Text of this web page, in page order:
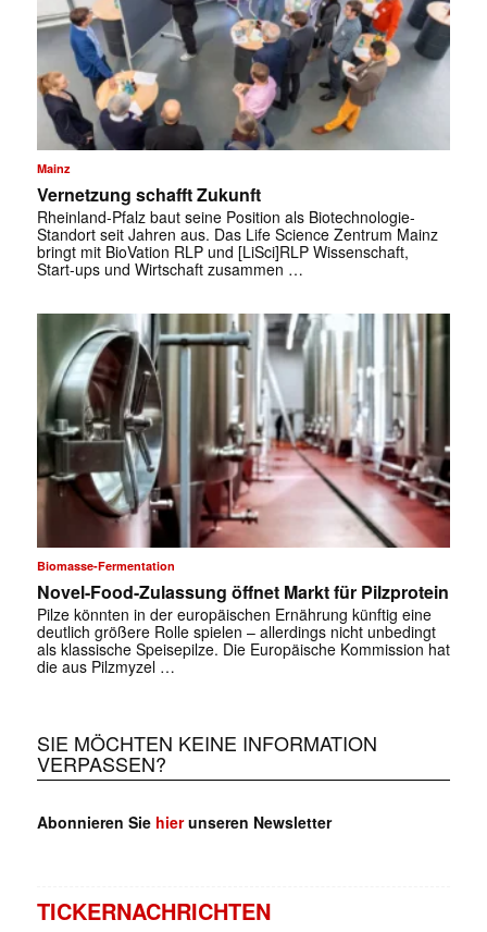
✕
Mainz
Vernetzung schafft Zukunft
Rheinland-Pfalz baut seine Position als Biotechnologie-
Standort seit Jahren aus. Das Life Science Zentrum Mainz
bringt mit BioVation RLP und [LiSci]RLP Wissenschaft,
Start-ups und Wirtschaft zusammen …
Biomasse-Fermentation
Novel-Food-Zulassung öffnet Markt für Pilzprotein
Pilze könnten in der europäischen Ernährung künftig eine
deutlich größere Rolle spielen – allerdings nicht unbedingt
als klassische Speisepilze. Die Europäische Kommission hat
die aus Pilzmyzel …
SIE MÖCHTEN KEINE INFORMATION
VERPASSEN?
Abonnieren Sie hierunseren Newsletter
TICKERNACHRICHTEN